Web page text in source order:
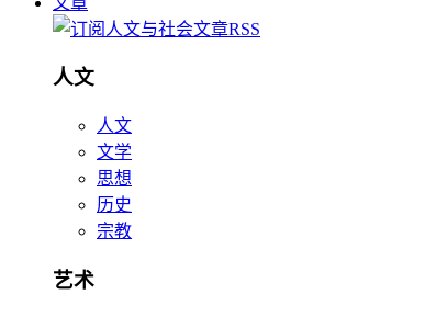
人文
人文
文学
思想
历史
宗教
艺术